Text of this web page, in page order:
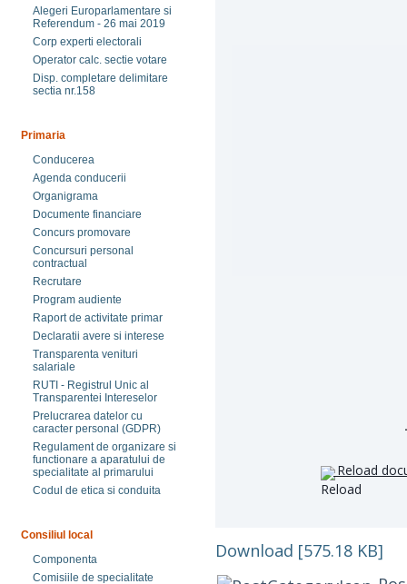
Alegeri Europarlamentare si
Referendum - 26 mai 2019
Corp experti electorali
Operator calc. sectie votare
Disp. completare delimitare
sectia nr.158
Primaria
Conducerea
Agenda conducerii
Organigrama
Documente financiare
Concurs promovare
Concursuri personal
contractual
Recrutare
Program audiente
Raport de activitate primar
Declaratii avere si interese
Transparenta venituri
salariale
RUTI - Registrul Unic al
Transparentei Intereselor
Prelucrarea datelor cu
caracter personal (GDPR)
Regulament de organizare si
functionare a aparatului de
specialitate al primarului
Codul de etica si conduita
Consiliul local
Componenta
Comisiile de specialitate
Reload
Download [575.18 KB]